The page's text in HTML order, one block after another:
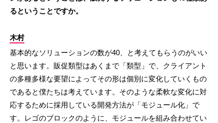
るということですか。
木村
基本的なソリューションの数が40、と考えてもらうのがいい
と思います。販促類型はあくまで「類型」で、クライアント
の多種多様な要望によってその形は個別に変化していくもの
であると僕たちは考えています。そのような柔軟な変化に対
応するために採用している開発方法が「モジュール化」で
す。レゴのブロックのように、モジュールを組み合わせてい